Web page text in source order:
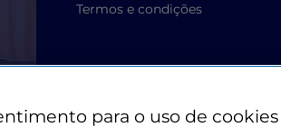
Termos e condições
para o uso de cookies